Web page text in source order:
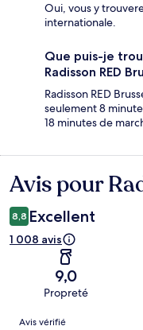
Oui, vous y
internationale.
Que puis-je
Radisson RED
Radisson RED
seulement 8
18 minutes de
Avis
Avis pour
8,8 Excellent
1 008 avis
9,0
Propreté
Avis
Avis vérifié